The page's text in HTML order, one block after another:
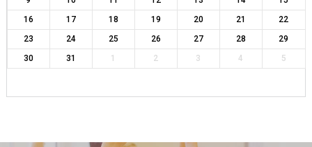
16
17 18 19 20 21
22
23
24 25 26 27 28
29
30
31 1 2 3 4 5